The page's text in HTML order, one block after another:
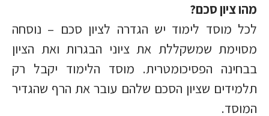
מהו ציון סכם?
לכל מוסד לימוד יש הגדרה לציון סכם – נוסחה
מסוימת שמשקללת את ציוני הבגרות ואת הציון
בבחינה הפסיכומטרית. מוסד הלימוד יקבל רק
תלמידים שציון הסכם שלהם עובר את הרף שהגדיר
המוסד.